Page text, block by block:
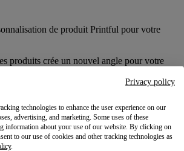
de produit Printful pour votre
produits crée un nouvel angle pour votre
généré par les utilisateurs pour votre
Essayez notre outil de personnalisation de
!
Privacy policy
technologies to enhance the user experience on our
advertising, and marketing. Some uses of these
information about your use of our website. By clicking on
to our use of cookies and other tracking technologies as
.